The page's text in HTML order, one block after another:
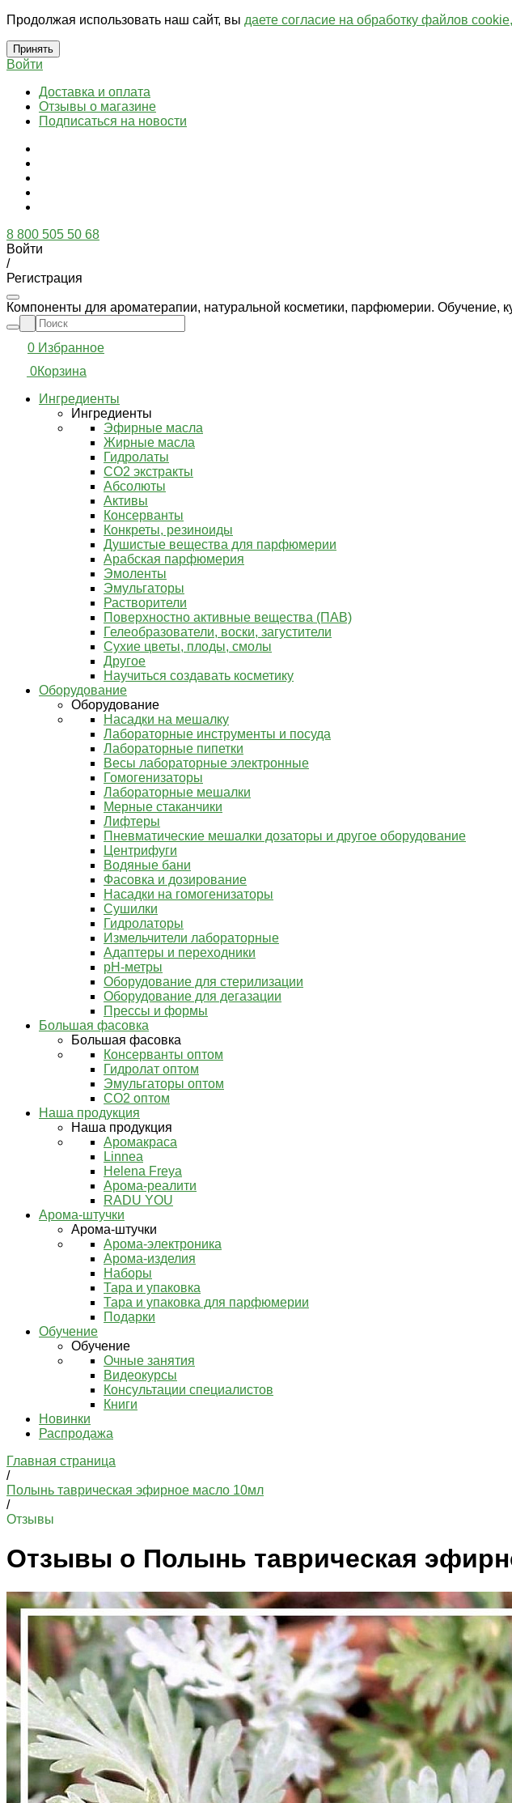
Продолжая использовать наш сайт, вы даете согласие на обработку файлов cookie,
Принять
Войти
Доставка и оплата
Отзывы о магазине
Подписаться на новости
8 800 505 50 68
Войти
/
Регистрация
Компоненты для ароматерапии, натуральной косметики, парфюмерии. Обучение,
0 Избранное
0Корзина
Ингредиенты
Ингредиенты
Эфирные масла
Жирные масла
Гидролаты
СО2 экстракты
Абсолюты
Активы
Консерванты
Конкреты, резиноиды
Душистые вещества для парфюмерии
Арабская парфюмерия
Эмоленты
Эмульгаторы
Растворители
Поверхностно активные вещества (ПАВ)
Гелеобразователи, воски, загустители
Сухие цветы, плоды, смолы
Другое
Научиться создавать косметику
Оборудование
Оборудование
Насадки на мешалку
Лабораторные инструменты и посуда
Лабораторные пипетки
Весы лабораторные электронные
Гомогенизаторы
Лабораторные мешалки
Мерные стаканчики
Лифтеры
Пневматические мешалки дозаторы и другое оборудование
Центрифуги
Водяные бани
Фасовка и дозирование
Насадки на гомогенизаторы
Сушилки
Гидролаторы
Измельчители лабораторные
Адаптеры и переходники
pH-метры
Оборудование для стерилизации
Оборудование для дегазации
Прессы и формы
Большая фасовка
Большая фасовка
Консерванты оптом
Гидролат оптом
Эмульгаторы оптом
СО2 оптом
Наша продукция
Наша продукция
Аромакраса
Linnea
Helena Freya
Арома-реалити
RADU YOU
Арома-штучки
Арома-штучки
Арома-электроника
Арома-изделия
Наборы
Тара и упаковка
Тара и упаковка для парфюмерии
Подарки
Обучение
Обучение
Очные занятия
Видеокурсы
Консультации специалистов
Книги
Новинки
Распродажа
Главная страница
/
Полынь таврическая эфирное масло 10мл
/
Отзывы
Отзывы о Полынь таврическая